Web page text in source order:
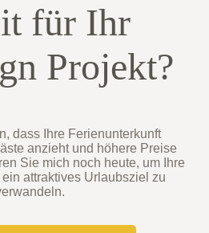
für Ihr
Projekt?
dass Ihre Ferienunterkunft
anzieht und höhere Preise
Sie mich noch heute, um Ihre
attraktives Urlaubsziel zu